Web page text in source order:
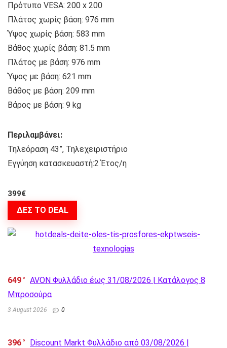
Πρότυπο VESA: 200 x 200
Πλάτος χωρίς βάση: 976 mm
Ύψος χωρίς βάση: 583 mm
Βάθος χωρίς βάση: 81.5 mm
Πλάτος με βάση: 976 mm
Ύψος με βάση: 621 mm
Βάθος με βάση: 209 mm
Βάρος με βάση: 9 kg
Περιλαμβάνει:
Τηλεόραση 43”, Τηλεχειριστήριο
Εγγύηση κατασκευαστή:2 Έτος/η
399€
ΔΕΣ ΤΟ DEAL
649
AVON Φυλλάδιο έως 31/08/2026 | Κατάλογος 8
Μπροσούρα
3 August 2026 0
396
Discount Markt Φυλλάδιο από 03/08/2026 |